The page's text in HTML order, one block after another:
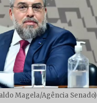
Magela/Agência Senado)